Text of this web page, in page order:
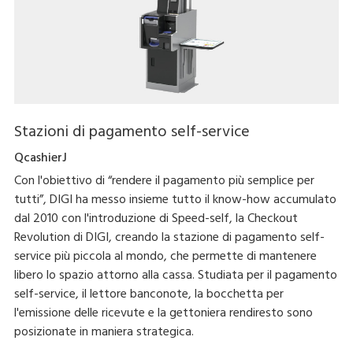
Stazioni di pagamento self-service
QcashierJ
Con l'obiettivo di “rendere il pagamento più semplice per
tutti”, DIGI ha messo insieme tutto il know-how accumulato
dal 2010 con l'introduzione di Speed-self, la Checkout
Revolution di DIGI, creando la stazione di pagamento self-
service più piccola al mondo, che permette di mantenere
libero lo spazio attorno alla cassa. Studiata per il pagamento
self-service, il lettore banconote, la bocchetta per
l'emissione delle ricevute e la gettoniera rendiresto sono
posizionate in maniera strategica.